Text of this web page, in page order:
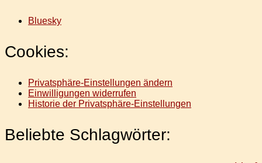
Bluesky
Cookies:
Privatsphäre-Einstellungen ändern
Einwilligungen widerrufen
Historie der Privatsphäre-Einstellungen
Beliebte Schlagwörter: